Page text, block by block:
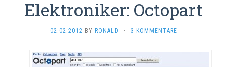
Elektroniker: Octopart
02.02.2012 BY RONALD · 3 KOMMENTARE